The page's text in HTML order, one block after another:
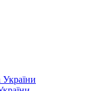
України